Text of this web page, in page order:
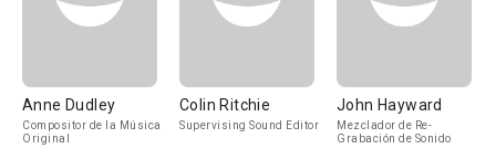
Anne Dudley
Compositor de la Música
Original
Colin Ritchie
Supervising Sound Editor
John Hayward
Mezclador de Re-
Grabación de Sonido